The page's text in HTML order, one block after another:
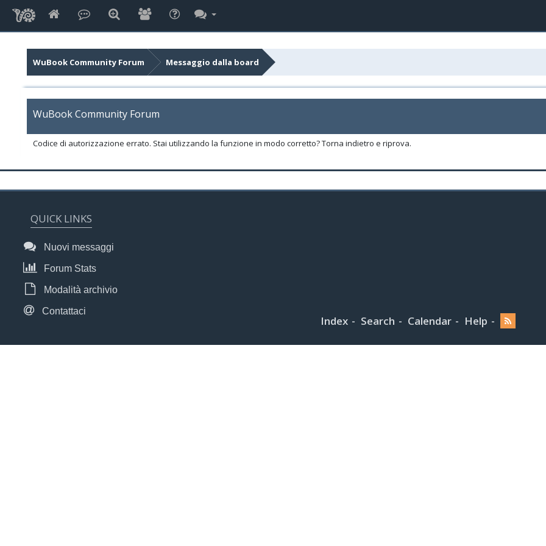
WuBook Community Forum Messaggio dalla board
WuBook Community Forum
Codice di autorizzazione errato. Stai utilizzando la funzione in modo corretto? Torna indietro e riprova.
QUICK LINKS
Nuovi messaggi
Forum Stats
Modalità archivio
Contattaci
Index Search Calendar Help